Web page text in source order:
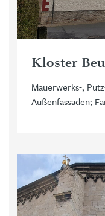
Kloster
Mauerwerks-,
Außenfassaden;